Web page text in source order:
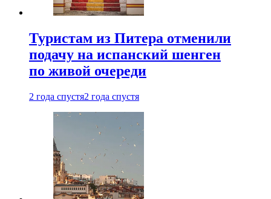
Туристам из Питера отменили
подачу на испанский шенген
по живой очереди
2 года спустя2 года спустя